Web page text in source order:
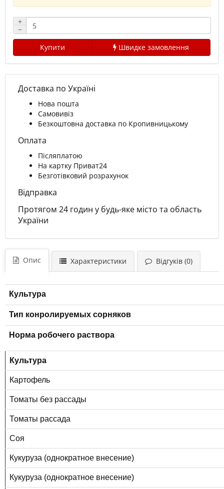
+
−
Купити
Швидке замовлення
Доставка по Україні
Нова пошта
Самовивіз
Безкоштовна доставка по Кропивницькому
Оплата
Післяплатою
На картку Приват24
Безготівковий розрахунок
Відправка
Протягом 24 годин у будь-яке місто та область
України
Опис Характеристики Відгуків (0)
Культура
Тип конролируемых сорняков
Норма робочего раствора
Культура
Картофель
Томаты без рассады
Томаты рассада
Соя
Кукуруза (однократное внесение)
Кукуруза (однократное внесение)